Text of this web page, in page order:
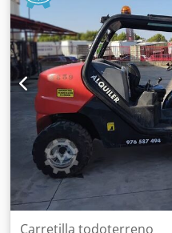
3.997 kg PBV: 5.797 kg
Velocidad máxima: 25 km/h
Carretilla diésel de obra de
Manitou MC18.4 D .
exteriores como
minería y más. Maquinaria
y con documentación al
departamento comercial.
Rq U Iefx Afzswa
Carretilla todoterreno